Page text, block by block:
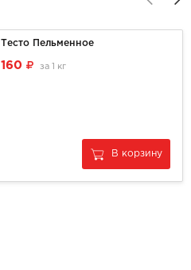
Тесто Пельменное
160 за 1 кг
В корзину